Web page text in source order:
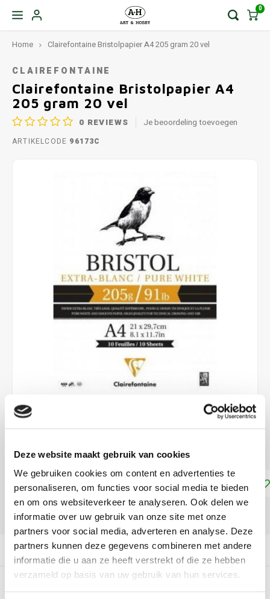
Deze website maakt gebruik van cookies
We gebruiken cookies om content en advertenties te
personaliseren, om functies voor social media te bieden
en om ons websiteverkeer te analyseren. Ook delen we
informatie over uw gebruik van onze site met onze
partners voor social media, adverteren en analyse. Deze
partners kunnen deze gegevens combineren met andere
informatie die u aan ze heeft verstrekt of die ze hebben
verzameld op basis van uw gebruik van hun services.
0
Home Clairefontaine Bristolpapier A4 205 gram 20 vel
CLAIREFONTAINE
Clairefontaine Bristolpapier A4
205 gram 20 vel
0 REVIEWS Je beoordeling toevoegen
ARTIKELCODE 96173C
LEVERTIJD: CA. 1-2 WEKEN
Toevoegen aan winkelwagen
DELEN:
Productomschrijving